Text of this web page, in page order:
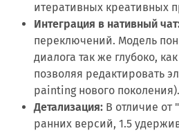
итеративных креативных
Интеграция в нативный
переключений. Модель
диалога так же глубоко,
позволяя редактировать
painting нового поколения).
Детализация:В отличие от
ранних версий, 1.5